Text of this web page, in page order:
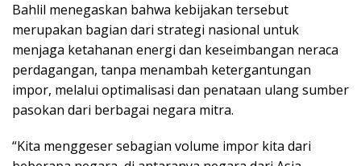
Bahlil menegaskan bahwa kebijakan tersebut
merupakan bagian dari strategi nasional untuk
menjaga ketahanan energi dan keseimbangan neraca
perdagangan, tanpa menambah ketergantungan
impor, melalui optimalisasi dan penataan ulang sumber
pasokan dari berbagai negara mitra.
“Kita menggeser sebagian volume impor kita dari